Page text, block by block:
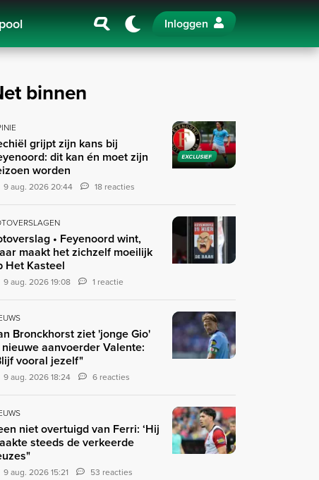
Inloggen
binnen
EXCLUSIEF
grijpt zijn kans bij
dit kan én moet zijn
worden
9 aug. 2026 20:44 18 reacties
• Feyenoord wint,
maakt het zichzelf moeilijk
Het Kasteel
9 aug. 2026 19:08 1 reactie
Bronckhorst ziet 'jonge Gio'
aanvoerder Valente:
vooral jezelf"
9 aug. 2026 18:24 6 reacties
niet overtuigd van Ferri: ‘Hij
steeds de verkeerde
9 aug. 2026 15:21 53 reacties